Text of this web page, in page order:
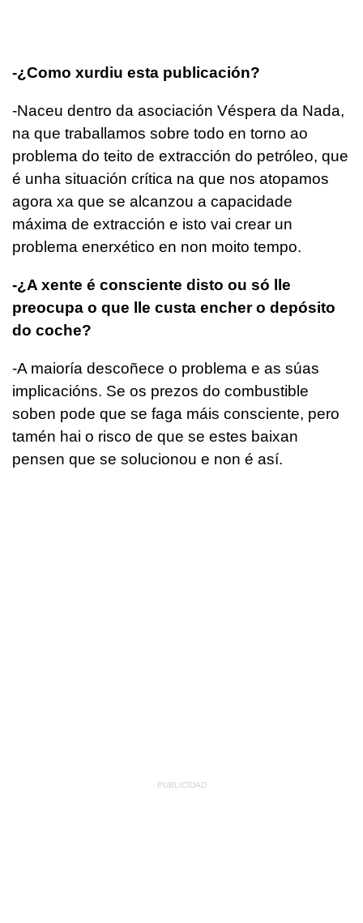
-¿Como xurdiu esta publicación?
-Naceu dentro da asociación Véspera da Nada,
na que traballamos sobre todo en torno ao
problema do teito de extracción do petróleo, que
é unha situación crítica na que nos atopamos
agora xa que se alcanzou a capacidade
máxima de extracción e isto vai crear un
problema enerxético en non moito tempo.
-¿A xente é consciente disto ou só lle
preocupa o que lle custa encher o depósito
do coche?
-A maioría descoñece o problema e as súas
implicacións. Se os prezos do combustible
soben pode que se faga máis consciente, pero
tamén hai o risco de que se estes baixan
pensen que se solucionou e non é así.